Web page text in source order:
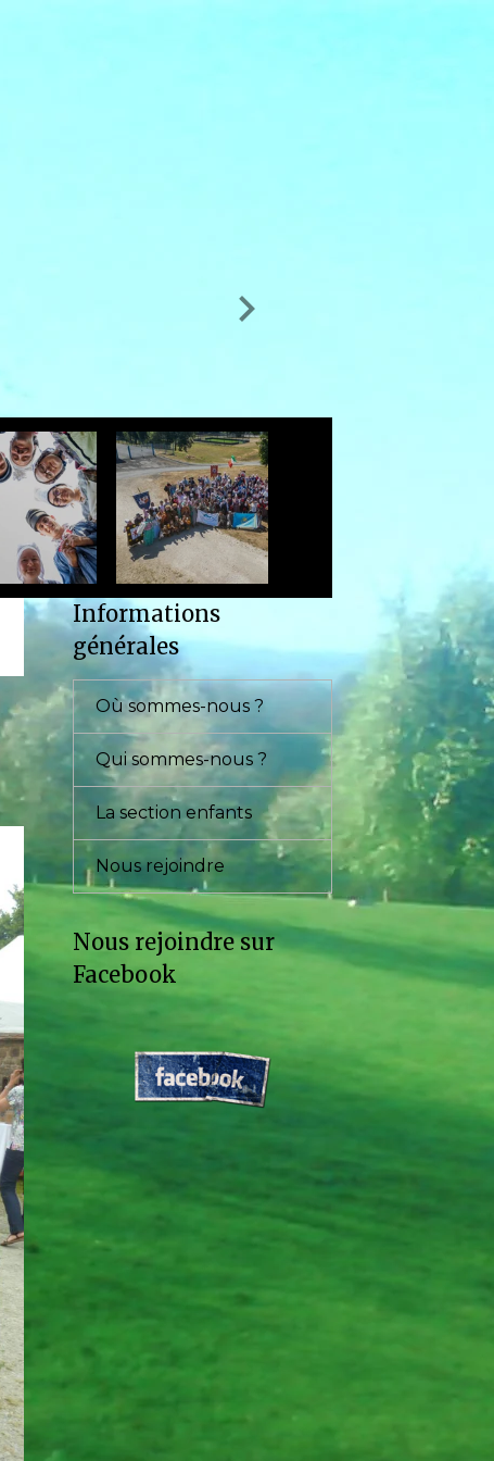
Informations
générales
Où sommes-nous ?
Qui sommes-nous ?
La section enfants
Nous rejoindre
Nous rejoindre sur
Facebook